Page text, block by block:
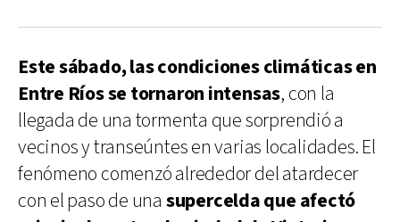
Este sábado, las condiciones climáticas en
Entre Ríos se tornaron intensas, con la
llegada de una tormenta que sorprendió a
vecinos y transeúntes en varias localidades. El
fenómeno comenzó alrededor del atardecer
con el paso de una supercelda que afectó